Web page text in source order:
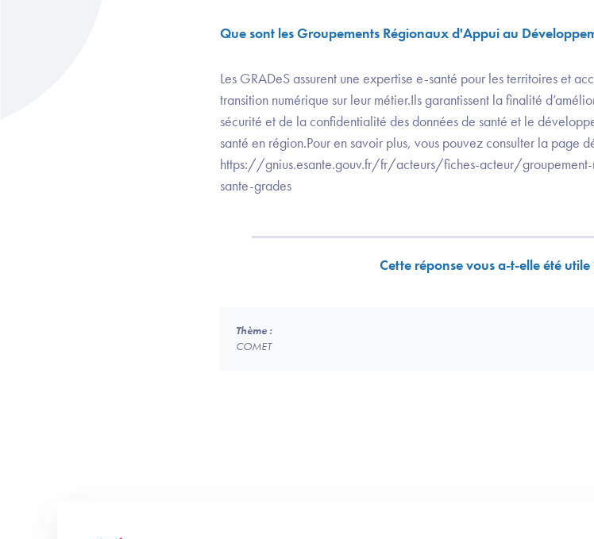
Que sont les Groupements Régionaux d'Appui au
Les GRADeS assurent une expertise e-santé pour les territoires et
transition numérique sur leur métier.Ils garantissent la finalité
sécurité et de la confidentialité des données de santé et le
santé en région.Pour en savoir plus, vous pouvez consulter la page
https://gnius.esante.gouv.fr/fr/acteurs/fiches-acteur/
sante-grades
Cette réponse vous a-t-elle été utile
Thème :
COMET